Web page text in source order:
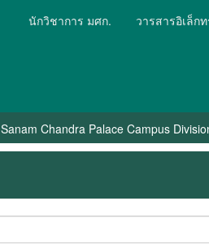
นักวิชาการ มศก. วารสารอิเล็ก
Sanam Chandra Palace Campus